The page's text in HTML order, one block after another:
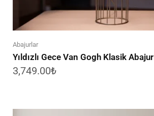
Abajurlar
Yıldızlı Gece Van Gogh Klasik Abajur
3,749.00₺